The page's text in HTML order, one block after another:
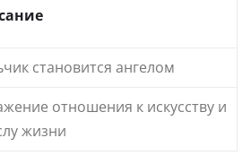
становится ангелом
отношения к искусству и
жизни